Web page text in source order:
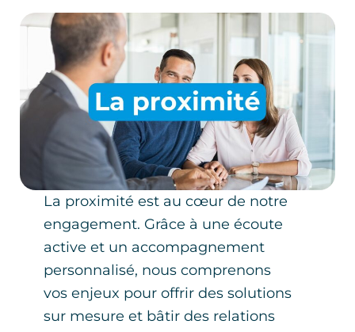
La proximité est au cœur de notre
engagement. Grâce à une écoute
active et un accompagnement
personnalisé, nous comprenons
vos enjeux pour offrir des solutions
sur mesure et bâtir des relations